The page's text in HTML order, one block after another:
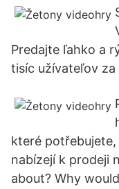
Predajte ľahko a
tisíc užívateľov za
které
nabízejí k prodeji
about? Why